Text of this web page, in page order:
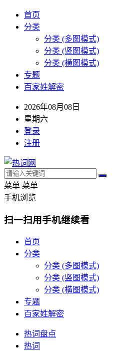
首页
分类
分类 (多图模式)
分类 (竖图模式)
分类 (横图模式)
专题
百家姓解密
2026年08月08日
星期六
登录
注册
菜单 菜单
手机浏览
扫一扫用手机继续看
首页
分类
分类 (多图模式)
分类 (竖图模式)
分类 (横图模式)
专题
百家姓解密
热词盘点
热词